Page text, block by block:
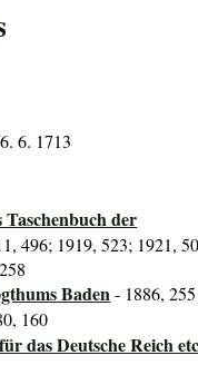
6. 1713
Taschenbuch der
496; 1919, 523; 1921,
Baden- 1886, 255
160
das Deutsche Reich